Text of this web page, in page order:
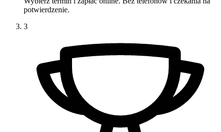
potwierdzenie.
3